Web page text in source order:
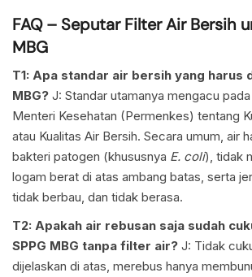
FAQ – Seputar Filter Air Bersih
MBG
T1: Apa standar air bersih yang harus
MBG? J: Standar utamanya mengacu
Menteri Kesehatan (Permenkes) tentang
atau Kualitas Air Bersih. Secara umum, air
bakteri patogen (khususnya E. coli), tidak
logam berat di atas ambang batas, serta
tidak berbau, dan tidak berasa.
T2: Apakah air rebusan saja sudah
SPPG MBG tanpa filter air? J: Tidak
dijelaskan di atas, merebus hanya